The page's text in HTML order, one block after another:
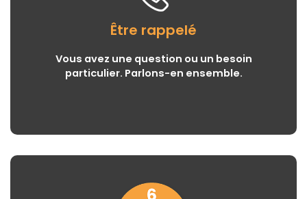
Être rappelé
Vous avez une question ou un besoin
particulier. Parlons-en ensemble.